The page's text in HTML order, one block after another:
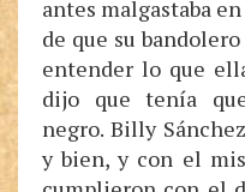
antes malgastaba
de que su
entender lo que
dijo que tenía
negro. Billy
y bien, y con el